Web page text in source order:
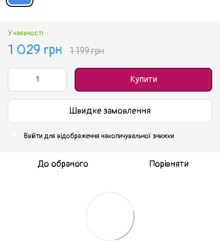
У наявності
1 029 грн 1 199 грн
Купити
Швидке замовлення
Ввійти для відображення накопичувальної знижки
До обраного Порівняти